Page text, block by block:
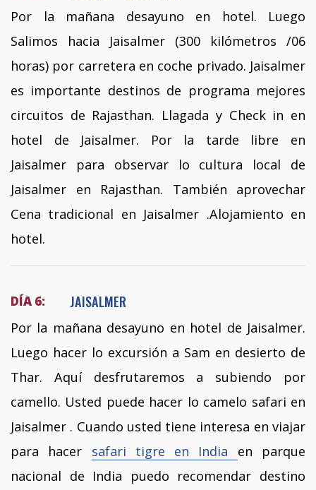
Por la mañana desayuno en hotel. Luego
Salimos hacia Jaisalmer (300 kilómetros /06
horas) por carretera en coche privado. Jaisalmer
es importante destinos de programa mejores
circuitos de Rajasthan. Llagada y Check in en
hotel de Jaisalmer. Por la tarde libre en
Jaisalmer para observar lo cultura local de
Jaisalmer en Rajasthan. También aprovechar
Cena tradicional en Jaisalmer .Alojamiento en
hotel.
DÍA 6: JAISALMER
Por la mañana desayuno en hotel de Jaisalmer.
Luego hacer lo excursión a Sam en desierto de
Thar. Aquí desfrutaremos a subiendo por
camello. Usted puede hacer lo camelo safari en
Jaisalmer . Cuando usted tiene interesa en viajar
para hacer safari tigre en India en parque
nacional de India puedo recomendar destino